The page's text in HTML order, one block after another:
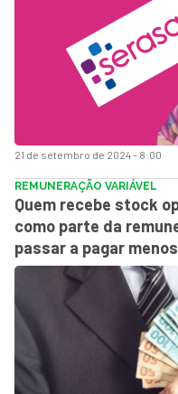
21 de setembro de 2024 - 8:00
REMUNERAÇÃO VARIÁVEL
Quem recebe stock
como parte da
passar a pagar